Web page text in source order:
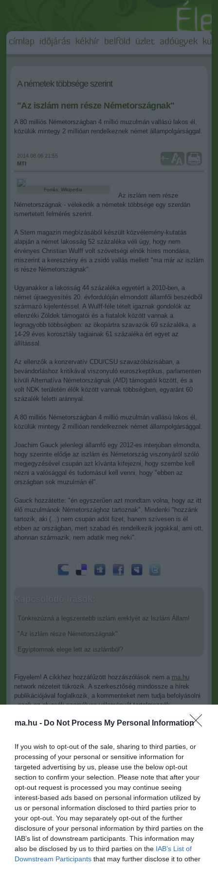
ma.hu - Do Not Process My Personal Information
If you wish to opt-out of the sale, sharing to third parties, or
processing of your personal or sensitive information for
targeted advertising by us, please use the below opt-out
section to confirm your selection. Please note that after your
opt-out request is processed you may continue seeing
interest-based ads based on personal information utilized by
us or personal information disclosed to third parties prior to
your opt-out. You may separately opt-out of the further
disclosure of your personal information by third parties on the
IAB’s list of downstream participants. This information may
also be disclosed by us to third parties on the IAB’s List of
Downstream Participants that may further disclose it to other
címlap időjárás kékhír belföld üzlet adóügyek
A németek többsége szerint
"Az iszlám nem része Németországnak"
A 80 milliós Németországban 4 millió muzulmán vallású lakos él,
közülük mintegy 2 millióan rendelkeznek német állampolgársággal.
2014.08.06 21:55
MTI
+-
Forrás: Wikipedia
Az iszlám nem része
Németországnak - vélekedik a németek többsége egy szerdán
ismertetett felmérés szerint.
A Stern magazin megbízásából készült közvélemény-kutatás
alapján a német lakosság 52 százaléka véli úgy, hogy nem
érvényes Christian Wulff volt szövetségi elnök híres mondása,
miszerint a keresztény és a zsidó vallás mellett "ma már az iszlám
is része Németországnak".
Ugyanakkor a lakosság 44 százaléka egyetért a 2010-ben, a
német újraegyesítés 20. évfordulóján elmondott államfői beszédből
származó kijelentéssel. A Wulff-féle tételt igaznak gondolók az
ellenzéki Zöldek támogatói és a fiatalok között vannak a
legnagyobb többségben: az ökopártra szavazók 69 százaléka, a
14-29 éves korosztály tagjainak 61 százaléka ért egyet az
állítással.
Az ellenzők a konzervatív CDU/CSU szavazóbázisában, a
bevándorláshoz kritikával viszonyuló euroszkeptikus, parlamenten
kívüli Alternatíva Németországnak (AfD) támogatói között, és a
volt NDK területén élők között vannak többségben, egyaránt 60
százalék feletti aránnyal.
A 80 milliós Németországban 4 millió muzulmán vallású lakos él,
közülük mintegy 2 millióan rendelkeznek német állampolgársággal.
Joachim Gauck jelenlegi államfő egy 2012-es interjúban elmondta,
hogy szerinte elődje az iszlám és Németország viszonyáról szóló
megjegyzésével csupán azt kívánta kifejezni, hogy szembe kell
nézni a valósággal és tudomásul kell venni, hogy "ebben az
országban sok muzulmán él".
Gauck hozzátette: "én egyszerűen azt mondtam volna, hogy az itt
élő muzulmánok Németországhoz tartoznak". Mindenki "hozzánk
tartozik, aki (...) nem csupán adót fizet, hanem szívesen is él
ebben az országban, mert szabad és rendelkezik jogokkal, ami ott,
ahonnan származik, nem adatik meg neki".
Kapcsolódó írások:
Tönkrezúzná a legszentebb iszlám ereklyét az Iszlám Állam!
"Az iszlám része Németországnak"
Egyiptomnak elege lett az iszlámból?
Figyelem! A cikkhez hozzáfűzött hozzászólások nem a ma.hu
network nézeteit tükrözik. A szerkesztőség mindössze a hírek
publikációjával foglalkozik, a kommenteket nem tudja befolyásolni
- azok az olvasók személyes véleményét tartalmazzák.
Kérjük, kulturáltan, mások személyiségi jogainak és jó hírnevének
ma.hu legfrissebb hírei:
Nagy erőkkel keresik a szomjazó gólyát megmentő
Árpádot
6:48
Magyar Péter: átfogó energiafejlesztési tervet fogadott el a
20:46 Kenyában bezzeg minden zöldebb